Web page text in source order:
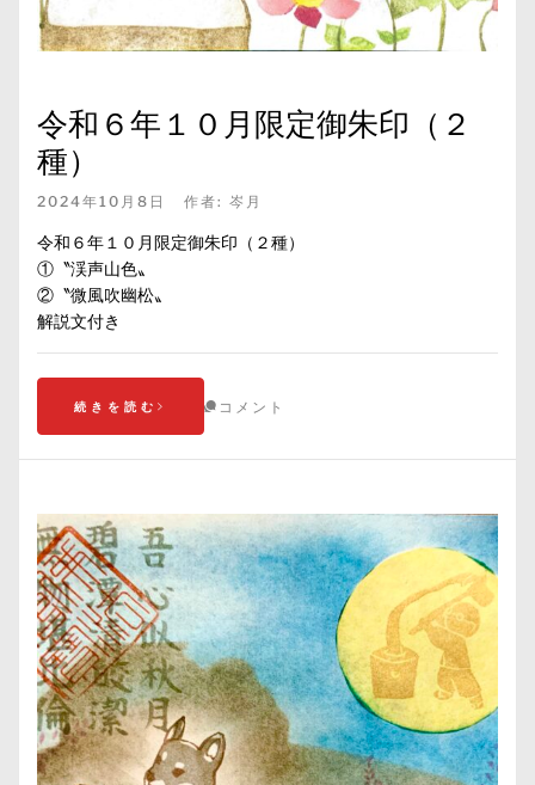
令和６年１０月限定御朱印（２
種）
2024年10月8日 作者: 岑月
令和６年１０月限定御朱印（２種）
①〝渓声山色〟
②〝微風吹幽松〟
解説文付き
続きを読む コメント